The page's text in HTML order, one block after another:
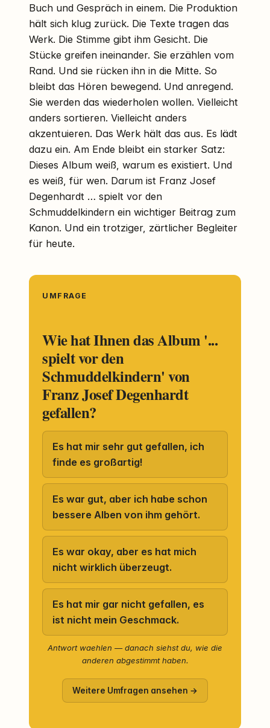
Buch und Gespräch in einem. Die Produktion
hält sich klug zurück. Die Texte tragen das
Werk. Die Stimme gibt ihm Gesicht. Die
Stücke greifen ineinander. Sie erzählen vom
Rand. Und sie rücken ihn in die Mitte. So
bleibt das Hören bewegend. Und anregend.
Sie werden das wiederholen wollen. Vielleicht
anders sortieren. Vielleicht anders
akzentuieren. Das Werk hält das aus. Es lädt
dazu ein. Am Ende bleibt ein starker Satz:
Dieses Album weiß, warum es existiert. Und
es weiß, für wen. Darum ist Franz Josef
Degenhardt … spielt vor den
Schmuddelkindern ein wichtiger Beitrag zum
Kanon. Und ein trotziger, zärtlicher Begleiter
für heute.
UMFRAGE
Wie hat Ihnen das Album '...
spielt vor den
Schmuddelkindern' von
Franz Josef Degenhardt
gefallen?
Es hat mir sehr gut gefallen, ich
finde es großartig!
Es war gut, aber ich habe schon
bessere Alben von ihm gehört.
Es war okay, aber es hat mich
nicht wirklich überzeugt.
Es hat mir gar nicht gefallen, es
ist nicht mein Geschmack.
Antwort waehlen — danach siehst du, wie die
anderen abgestimmt haben.
Weitere Umfragen ansehen →